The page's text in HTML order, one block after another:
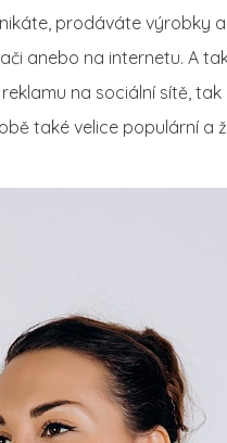
prodáváte výrobky
anebo na internetu. A
na sociální sítě,
také velice populární a